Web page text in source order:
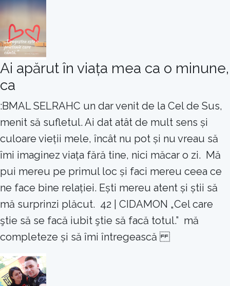
Ai apărut în viața mea ca o minune,
ca
:BMAL SELRAHC un dar venit de la Cel de Sus,
menit să sufletul. Ai dat atât de mult sens și
culoare vieții mele, încât nu pot și nu vreau să
îmi imaginez viața fără tine, nici măcar o zi. Mă
pui mereu pe primul loc și faci mereu ceea ce
ne face bine relației. Ești mereu atent și știi să
mă surprinzi plăcut. 42 | CIDAMON „Cel care
ştie să se facă iubit ştie să facă totul.” mă
completeze și să îmi întregească